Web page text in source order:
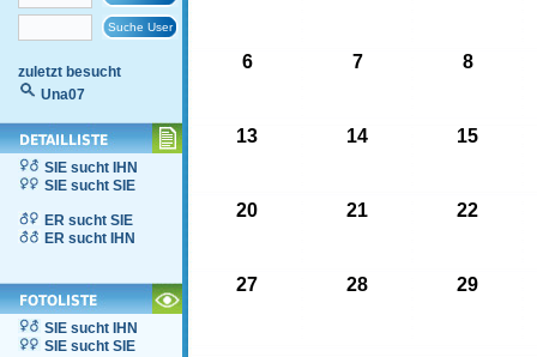
zuletzt besucht
Una07
SIE sucht IHN
SIE sucht SIE
ER sucht SIE
ER sucht IHN
SIE sucht IHN
SIE sucht SIE
6 7 8
13 14 15
20 21 22
27 28 29